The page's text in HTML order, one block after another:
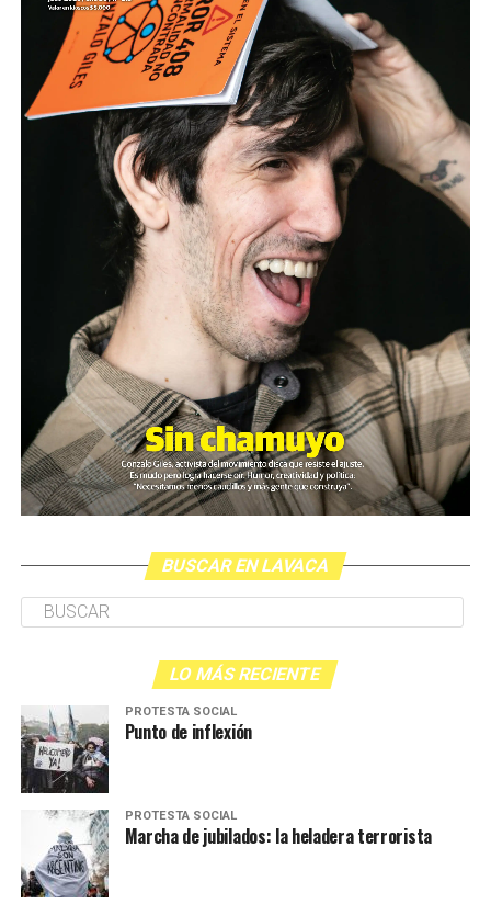
BUSCAR EN LAVACA
LO MÁS RECIENTE
PROTESTA SOCIAL
Punto de inflexión
PROTESTA SOCIAL
Marcha de jubilados: la heladera terrorista